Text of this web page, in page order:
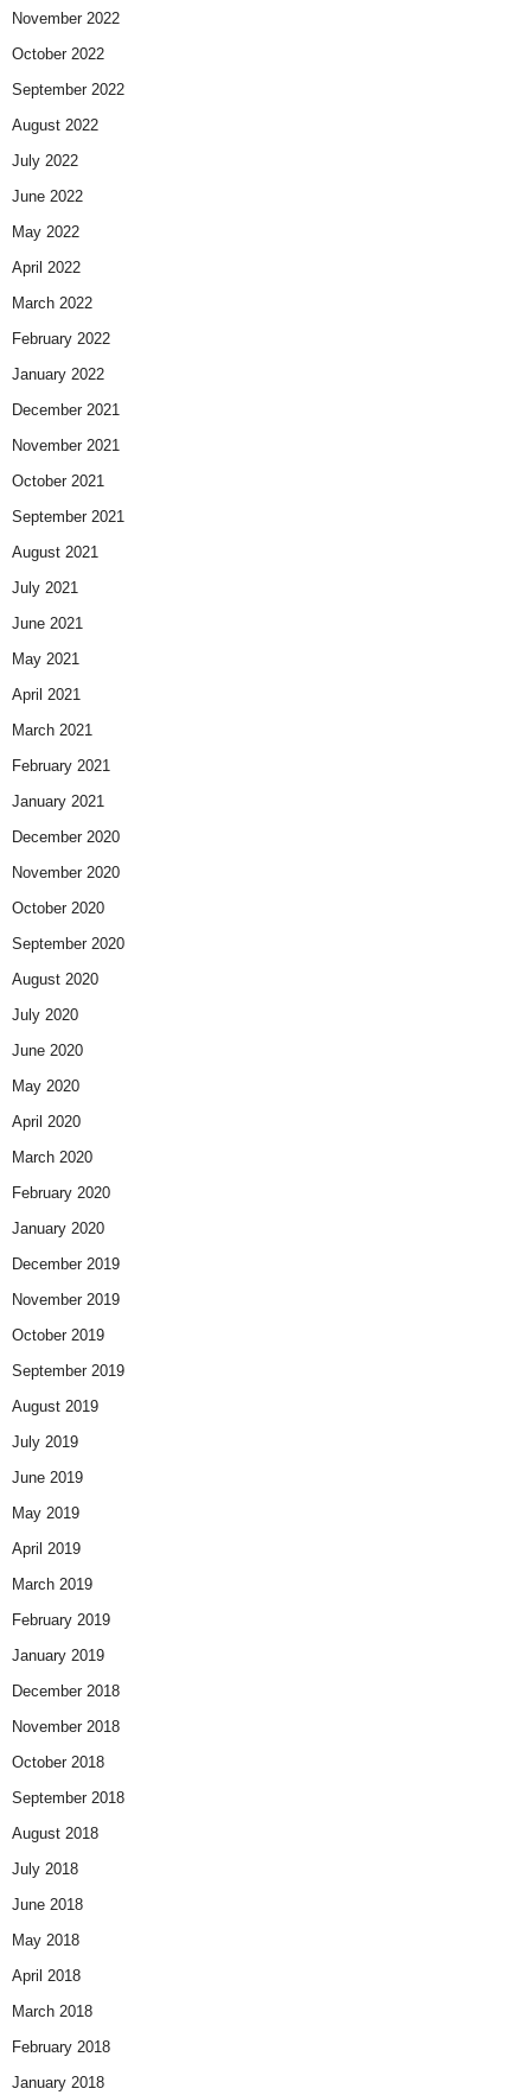
November 2022
October 2022
September 2022
August 2022
July 2022
June 2022
May 2022
April 2022
March 2022
February 2022
January 2022
December 2021
November 2021
October 2021
September 2021
August 2021
July 2021
June 2021
May 2021
April 2021
March 2021
February 2021
January 2021
December 2020
November 2020
October 2020
September 2020
August 2020
July 2020
June 2020
May 2020
April 2020
March 2020
February 2020
January 2020
December 2019
November 2019
October 2019
September 2019
August 2019
July 2019
June 2019
May 2019
April 2019
March 2019
February 2019
January 2019
December 2018
November 2018
October 2018
September 2018
August 2018
July 2018
June 2018
May 2018
April 2018
March 2018
February 2018
January 2018